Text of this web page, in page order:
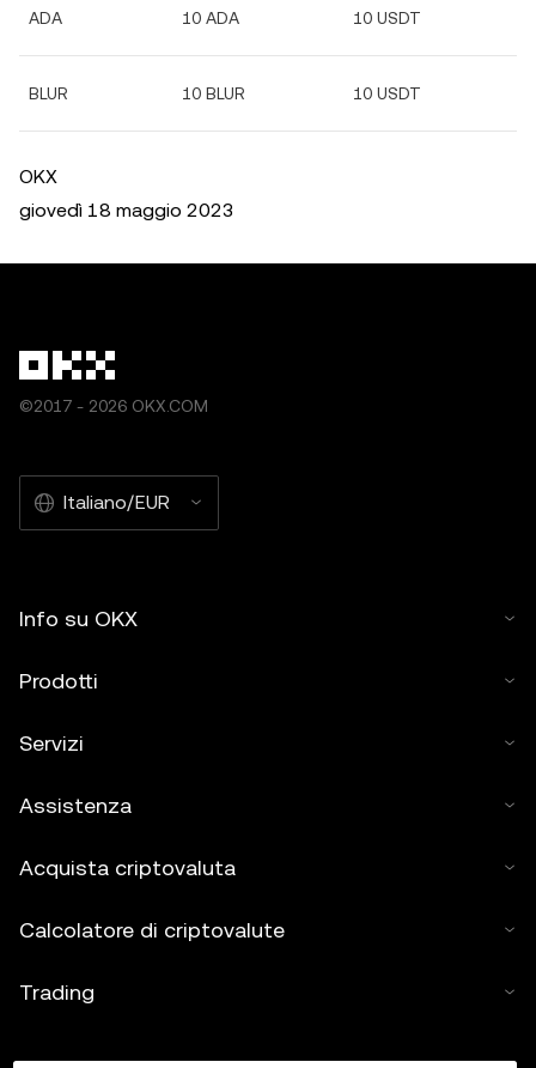
ADA 10 ADA 10 USDT
BLUR 10 BLUR 10 USDT
OKX
giovedì 18 maggio 2023
©2017 - 2026 OKX.COM
Italiano/EUR
Info su OKX
Prodotti
Servizi
Assistenza
Acquista criptovaluta
Calcolatore di criptovalute
Trading